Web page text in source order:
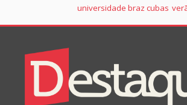
universidade braz cubas
Colunistas
Destaque+
Online